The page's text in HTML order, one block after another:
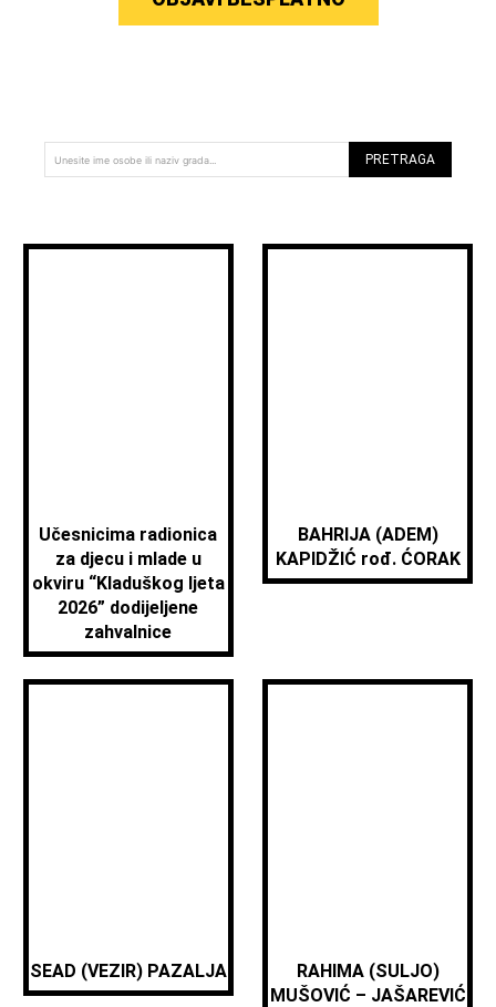
Unesite ime osobe ili naziv grada... PRETRAGA
Učesnicima radionica
za djecu i mlade u
okviru “Kladuškog ljeta
2026” dodijeljene
zahvalnice
BAHRIJA (ADEM)
KAPIDŽIĆ rođ. ĆORAK
SEAD (VEZIR) PAZALJA
RAHIMA (SULJO)
MUŠOVIĆ – JAŠAREVIĆ